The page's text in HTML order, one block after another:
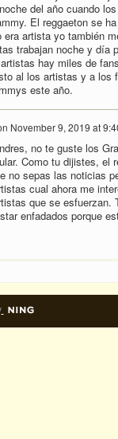
del año cuando
El reggaeton se
artista yo también
trabajan noche y día
hay miles de
al los artistas y a
este año.
November 9, 2019 at
no te guste los
Como tu dijistes, el
no sepas las noticias
cual ahora me
que se esfuerzan.
enfadados porque